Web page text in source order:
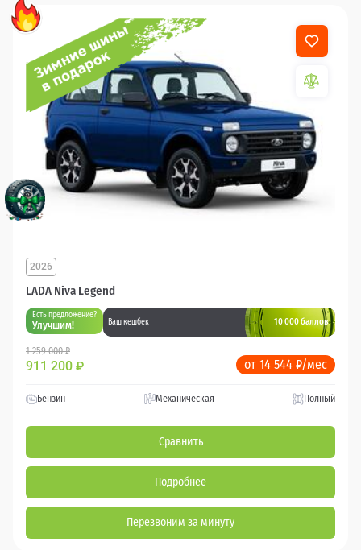
LADA Niva Legend
2026
Есть предложение?
Улучшим! Ваш кешбек 10 000 баллов
1 259 000 ₽
911 200 ₽ от 14 544 ₽/мес
Бензин Механическая Полный
Сравнить
Подробнее
Перезвоним за минуту